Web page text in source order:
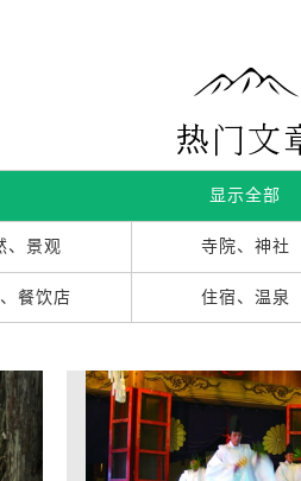
显示全部
、景观 寺院、神社
餐饮店 住宿、温泉